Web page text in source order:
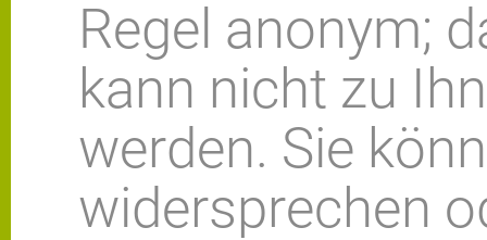
Regel anonym;
kann nicht zu
werden. Sie
widersprechen